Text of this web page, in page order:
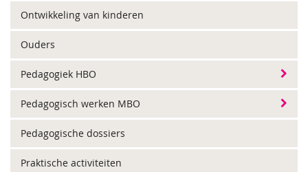
Ontwikkeling van kinderen
Ouders
Pedagogiek HBO
Pedagogisch werken MBO
Pedagogische dossiers
Praktische activiteiten